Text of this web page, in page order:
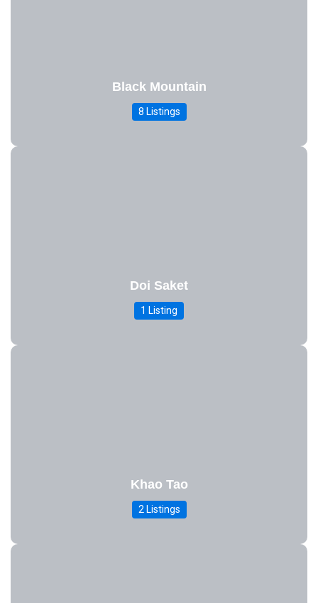
Black Mountain
8 Listings
Doi Saket
1 Listing
Khao Tao
2 Listings